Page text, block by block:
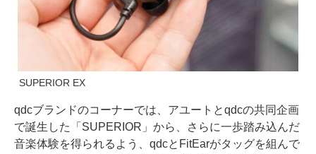
SUPERIOR EX
qdcブランドのコーナーでは、アユートとqdcの共同企画
で誕生した「SUPERIOR」から、さらに一歩踏み込んだ
音楽体験を得られるよう、qdcとFitEarがタッグを組んで